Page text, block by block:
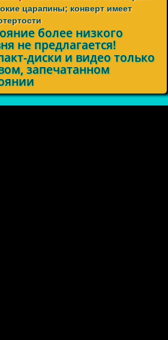
царапины; конверт имеет
более низкого
не предлагается!
диски и видео только
запечатанном